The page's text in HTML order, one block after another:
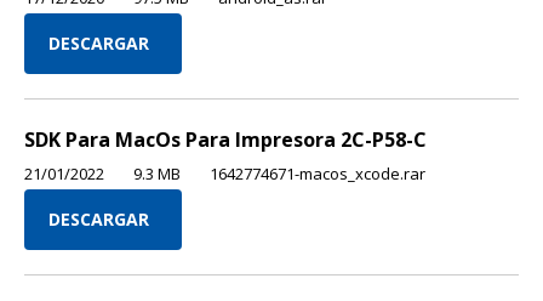
DESCARGAR
SDK Para MacOs Para lmpresora 2C-P58-C
21/01/2022 9.3 MB 1642774671-macos_xcode.rar
DESCARGAR